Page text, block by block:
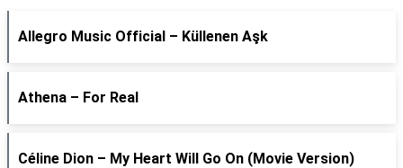
Allegro Music Official – Küllenen Aşk
Athena – For Real
Céline Dion – My Heart Will Go On (Movie Version)